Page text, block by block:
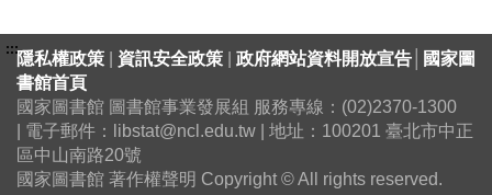
:::隱私權政策 資訊安全政策 政府網站資料開放宣告
國家圖
書館首頁
國家圖書館 圖書館事業發展組 服務專線：(02)2370-1300
| 電子郵件：libstat@ncl.edu.tw | 地址：100201 臺北市中正
區中山南路20號
國家圖書館 著作權聲明 Copyright © All rights reserved.